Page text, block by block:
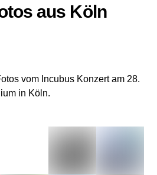
aus Köln
vom Incubus Konzert am 28.
in Köln.